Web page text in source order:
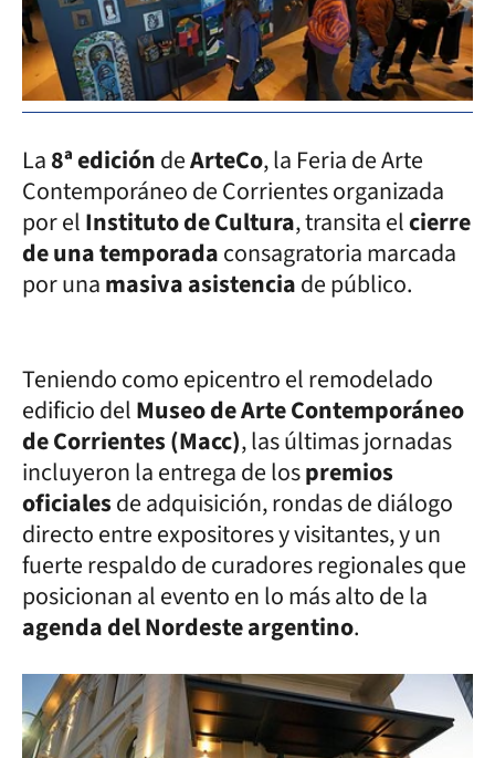
La8ª edicióndeArteCo, la Feria de Arte
Contemporáneo de Corrientes organizada
por elInstituto de Cultura, transita elcierre
de una temporadaconsagratoria marcada
por unamasiva asistenciade público.
Teniendo como epicentro el remodelado
edificio delMuseo de Arte Contemporáneo
de Corrientes (Macc), las últimas jornadas
incluyeron la entrega de lospremios
oficialesde adquisición, rondas de diálogo
directo entre expositores y visitantes, y un
fuerte respaldo de curadores regionales que
posicionan al evento en lo más alto de la
agenda del Nordeste argentino.